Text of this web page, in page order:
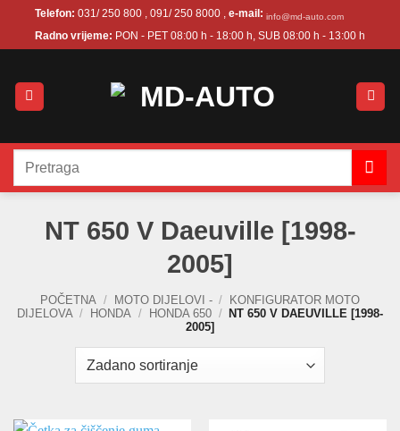
Telefon: 031/ 250 800 , 091/ 250 8000 , e-mail: info@md-auto.com
Radno vrijeme: PON - PET 08:00 h - 18:00 h, SUB 08:00 h - 13:00 h
Pretraži:
NT 650 V Daeuville [1998-
2005]
POČETNA / MOTO DIJELOVI - /
KONFIGURATOR MOTO
DIJELOVA / HONDA / HONDA 650 /
NT 650 V DAEUVILLE [1998-
2005]